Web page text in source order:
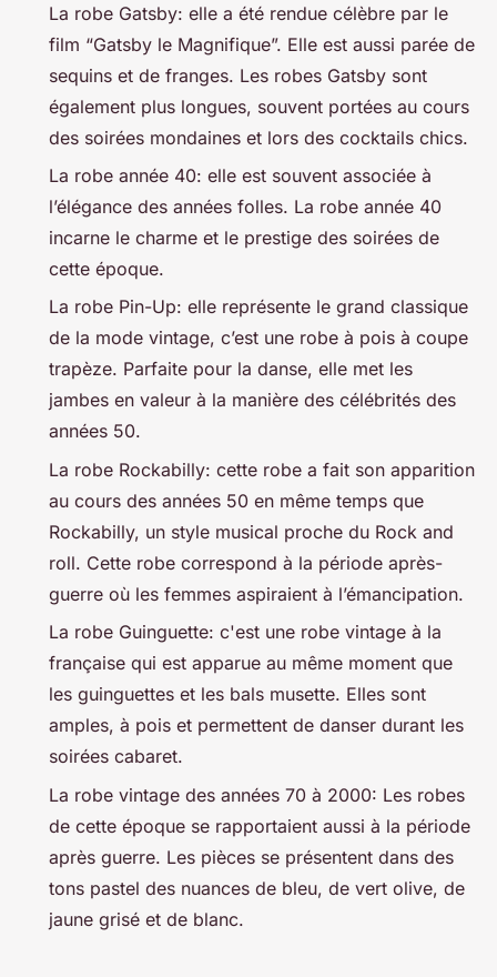
La robe Gatsby: elle a été rendue célèbre par le
film “Gatsby le Magnifique”. Elle est aussi parée de
sequins et de franges. Les robes Gatsby sont
également plus longues, souvent portées au cours
des soirées mondaines et lors des cocktails chics.
La robe année 40: elle est souvent associée à
l’élégance des années folles. La robe année 40
incarne le charme et le prestige des soirées de
cette époque.
La robe Pin-Up: elle représente le grand classique
de la mode vintage, c’est une robe à pois à coupe
trapèze. Parfaite pour la danse, elle met les
jambes en valeur à la manière des célébrités des
années 50.
La robe Rockabilly: cette robe a fait son apparition
au cours des années 50 en même temps que
Rockabilly, un style musical proche du Rock and
roll. Cette robe correspond à la période après-
guerre où les femmes aspiraient à l’émancipation.
La robe Guinguette: c'est une robe vintage à la
française qui est apparue au même moment que
les guinguettes et les bals musette. Elles sont
amples, à pois et permettent de danser durant les
soirées cabaret.
La robe vintage des années 70 à 2000: Les robes
de cette époque se rapportaient aussi à la période
après guerre. Les pièces se présentent dans des
tons pastel des nuances de bleu, de vert olive, de
jaune grisé et de blanc.